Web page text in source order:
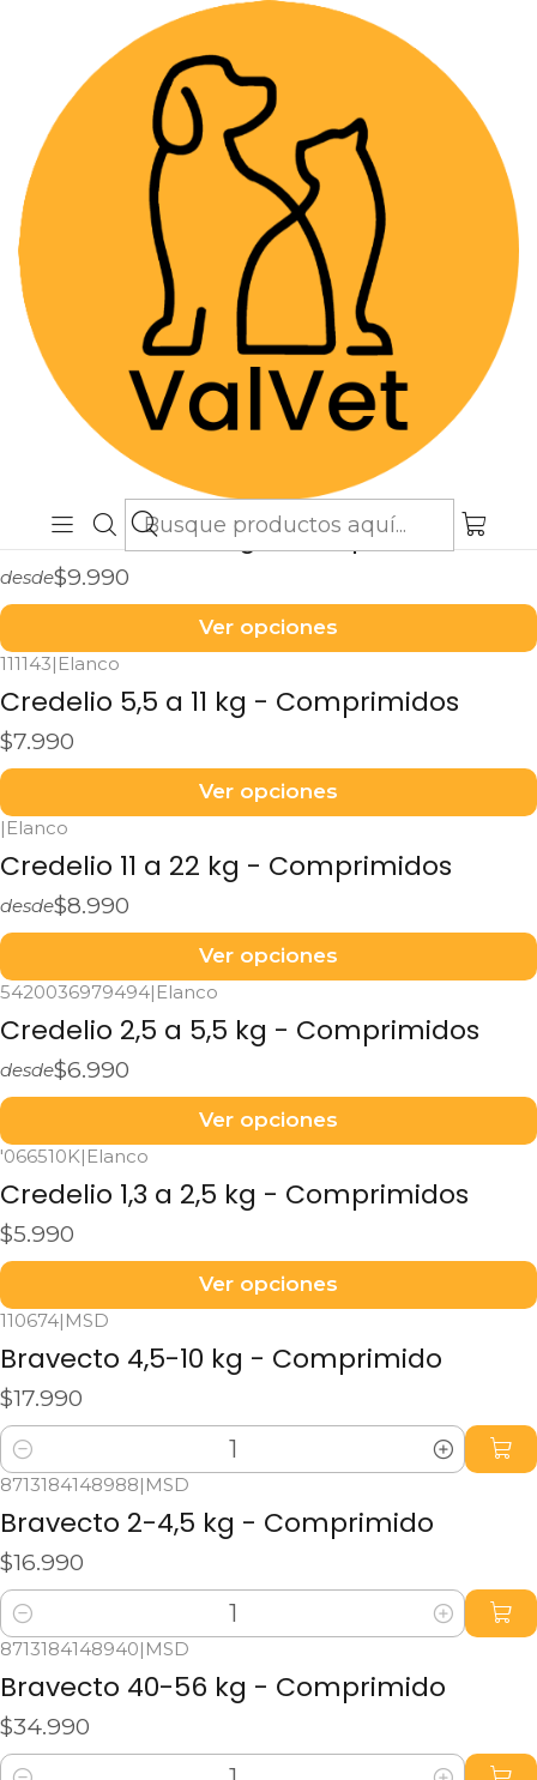
Despacho GRATIS por compras sobre
$89.990(Válido desde Coquimbo hasta Los
Lagos)
Farmacia Veterinaria Antiparasitarios
Antiparasitarios
Filtros
7702123000907|Elanco
Advantage - Gatos hasta 4 kg
$7.990
Credelio 22 a 45 kg - Comprimidos
desde$9.990
Ver opciones
111143| Elanco
Credelio 5,5 a 11 kg - Comprimidos
$7.990
Ver opciones
| Elanco
Credelio 11 a 22 kg - Comprimidos
desde$8.990
Ver opciones
5420036979494| Elanco
Credelio 2,5 a 5,5 kg - Comprimidos
desde$6.990
Ver opciones
'066510K| Elanco
Credelio 1,3 a 2,5 kg - Comprimidos
$5.990
Ver opciones
110674| MSD
Bravecto 4,5-10 kg - Comprimido
$17.990
Cantidad
8713184148988| MSD
Bravecto 2-4,5 kg - Comprimido
$16.990
Cantidad
8713184148940| MSD
Bravecto 40-56 kg - Comprimido
$34.990